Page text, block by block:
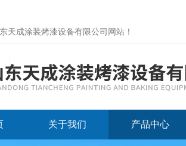
天成涂装烤漆设备有限公司网站 ！
关于我们 产品中心